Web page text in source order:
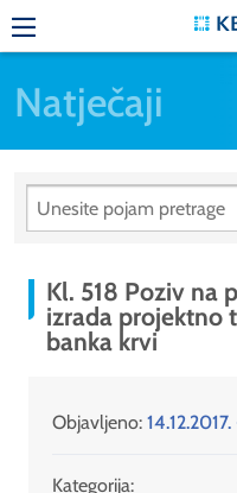
Natječaji
Kl. 518 Poziv na
izrada projektno
banka krvi
Objavljeno:
Kategorija: